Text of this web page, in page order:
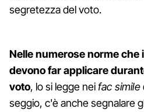
segretezza del voto.
Nelle numerose norme che
devono far applicare
voto, lo si legge neifac simile
seggio, c'è anche segnalare